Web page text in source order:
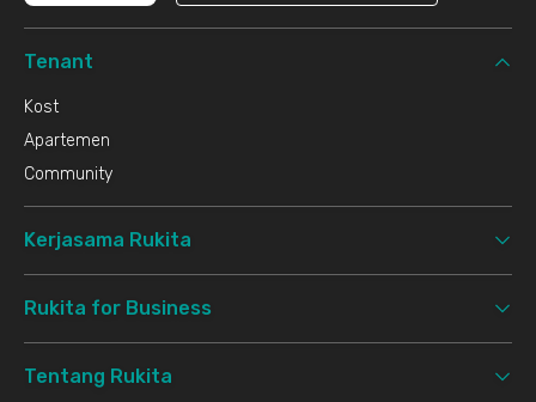
Tenant
Kost
Apartemen
Community
Kerjasama Rukita
Rukita for Business
Tentang Rukita